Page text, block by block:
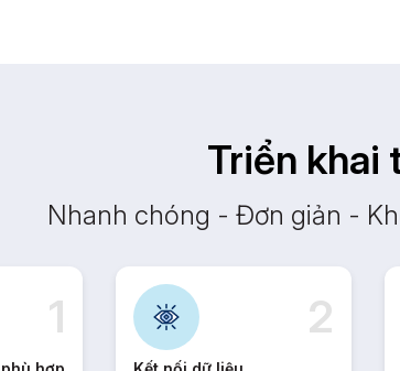
Triển khai
Nhanh chóng - Đơn giản -
1 2